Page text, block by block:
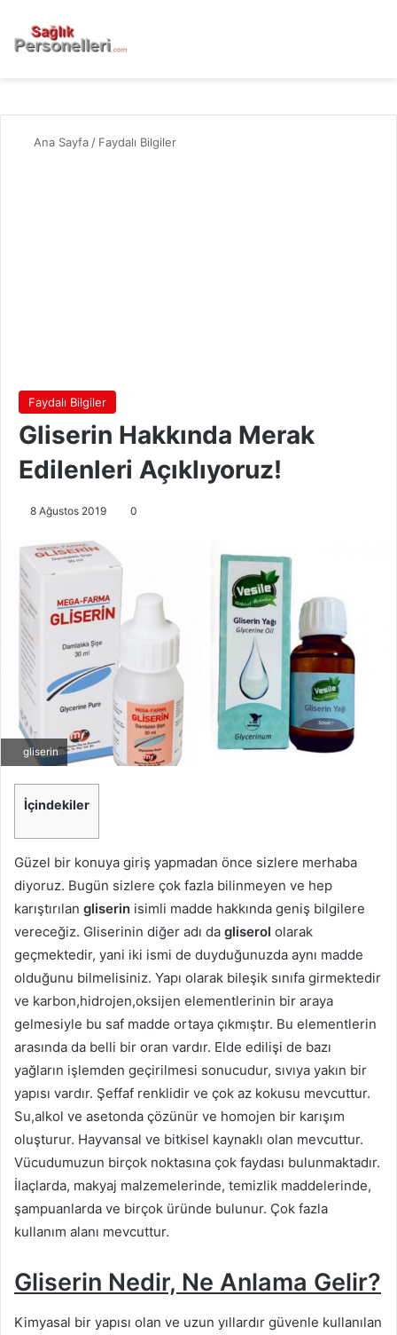
Ana Sayfa / Faydalı Bilgiler
Faydalı Bilgiler
Gliserin Hakkında Merak
Edilenleri Açıklıyoruz!
8 Ağustos 2019 0
gliserin
İçindekiler
Güzel bir konuya giriş yapmadan önce sizlere merhaba
diyoruz. Bugün sizlere çok fazla bilinmeyen ve hep
karıştırılan gliserin isimli madde hakkında geniş bilgilere
vereceğiz. Gliserinin diğer adı da gliserol olarak
geçmektedir, yani iki ismi de duyduğunuzda aynı madde
olduğunu bilmelisiniz. Yapı olarak bileşik sınıfa girmektedir
ve karbon,hidrojen,oksijen elementlerinin bir araya
gelmesiyle bu saf madde ortaya çıkmıştır. Bu elementlerin
arasında da belli bir oran vardır. Elde edilişi de bazı
yağların işlemden geçirilmesi sonucudur, sıvıya yakın bir
yapısı vardır. Şeffaf renklidir ve çok az kokusu mevcuttur.
Su,alkol ve asetonda çözünür ve homojen bir karışım
oluşturur. Hayvansal ve bitkisel kaynaklı olan mevcuttur.
Vücudumuzun birçok noktasına çok faydası bulunmaktadır.
İlaçlarda, makyaj malzemelerinde, temizlik maddelerinde,
şampuanlarda ve birçok üründe bulunur. Çok fazla
kullanım alanı mevcuttur.
Gliserin Nedir, Ne Anlama Gelir?
Kimyasal bir yapısı olan ve uzun yıllardır güvenle kullanılan